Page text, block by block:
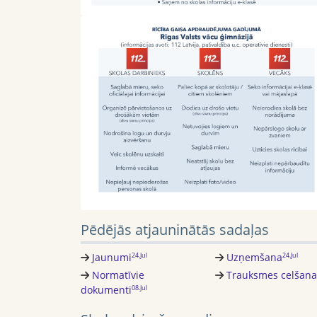
Pēdējās atjauninātās sadaļas
Jaunumi24.Jul Uzņemšana24.Jul
Normatīvie
dokumenti08.Jul
Trauksmes celšana